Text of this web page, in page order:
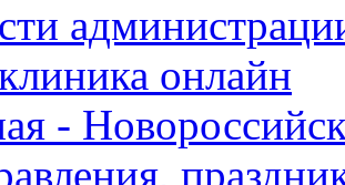
онлайн
-